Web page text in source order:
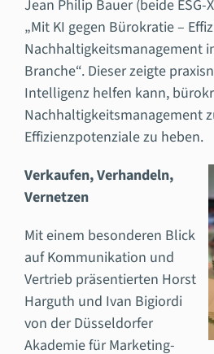
Jean Philip Bauer (beide ESG-
„Mit KI gegen Bürokratie –
Nachhaltigkeitsmanagement
Branche“. Dieser zeigte
Intelligenz helfen kann,
Nachhaltigkeitsmanagement
Effizienzpotenziale zu heben.
Verkaufen, Verhandeln,
Vernetzen
Mit einem besonderen Blick
auf Kommunikation und
Vertrieb präsentierten Horst
Harguth und Ivan Bigiordi
von der Düsseldorfer
Akademie für Marketing-